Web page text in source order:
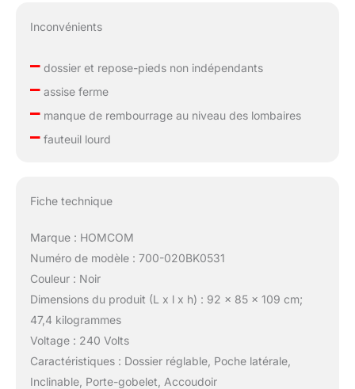
Inconvénients
–dossier et repose-pieds non indépendants
–assise ferme
–manque de rembourrage au niveau des lombaires
–fauteuil lourd
Fiche technique
Marque : HOMCOM
Numéro de modèle : 700-020BK0531
Couleur : Noir
Dimensions du produit (L x l x h) : 92 x 85 x 109 cm;
47,4 kilogrammes
Voltage : 240 Volts
Caractéristiques : Dossier réglable, Poche latérale,
Inclinable, Porte-gobelet, Accoudoir